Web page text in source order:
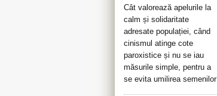
Cât valorează apelurile la
calm și solidaritate
adresate populației, când
cinismul atinge cote
paroxistice și nu se iau
măsurile simple, pentru a
se evita umilirea semenilor